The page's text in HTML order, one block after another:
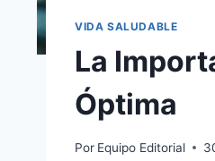
VIDA SALUDABLE
La
Óptima
Por Equipo Editorial